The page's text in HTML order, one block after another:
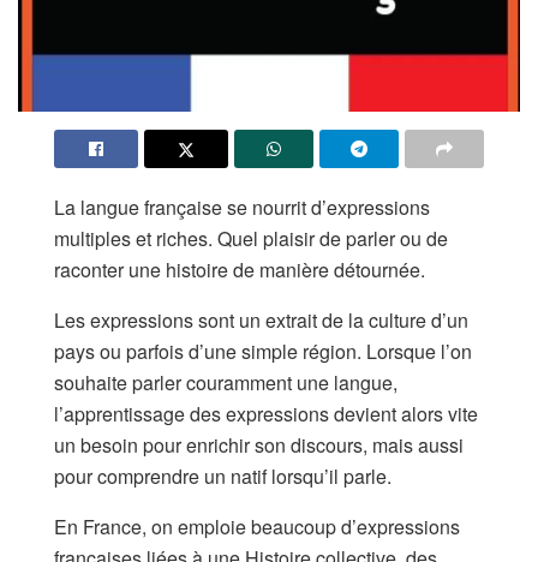
La langue française se nourrit d’expressions
multiples et riches. Quel plaisir de parler ou de
raconter une histoire de manière détournée.
Les expressions sont un extrait de la culture d’un
pays ou parfois d’une simple région. Lorsque l’on
souhaite parler couramment une langue,
l’apprentissage des expressions devient alors vite
un besoin pour enrichir son discours, mais aussi
pour comprendre un natif lorsqu’il parle.
En France, on emploie beaucoup d’expressions